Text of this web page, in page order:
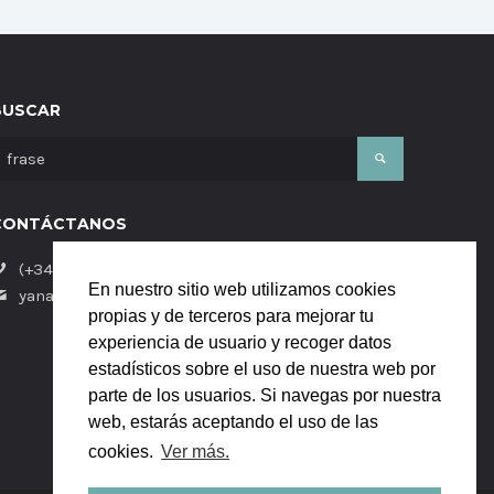
En nuestro sitio web utilizamos cookies
propias y de terceros para mejorar tu
experiencia de usuario y recoger datos
estadísticos sobre el uso de nuestra web por
parte de los usuarios. Si navegas por nuestra
web, estarás aceptando el uso de las
cookies. Ver más.
(+34) 684058229
yanaya.studio@gmail.com